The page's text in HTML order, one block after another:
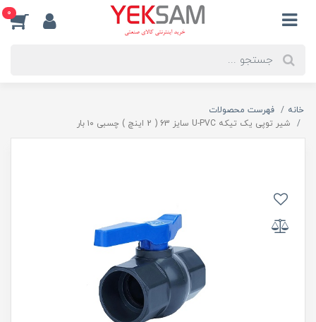
0
خانه
فهرست محصولات
شیر توپی یک تیکه U-PVC سایز 63 ( 2 اینچ ) چسبی ۱۰ بار